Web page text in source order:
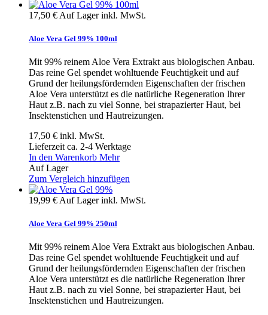
17,50 € Auf Lagerinkl. MwSt.
Aloe Vera Gel 99% 100ml
Mit 99% reinem Aloe Vera Extrakt aus biologischen Anbau.
Das reine Gel spendet wohltuende Feuchtigkeit und auf
Grund der heilungsfördernden Eigenschaften der frischen
Aloe Vera unterstützt es die natürliche Regeneration Ihrer
Haut z.B. nach zu viel Sonne, bei strapazierter Haut, bei
Insektenstichen und Hautreizungen.
17,50 € inkl. MwSt.
Lieferzeit ca. 2-4 Werktage
In den Warenkorb Mehr
Auf Lager
Zum Vergleich hinzufügen
19,99 € Auf Lagerinkl. MwSt.
Aloe Vera Gel 99% 250ml
Mit 99% reinem Aloe Vera Extrakt aus biologischen Anbau.
Das reine Gel spendet wohltuende Feuchtigkeit und auf
Grund der heilungsfördernden Eigenschaften der frischen
Aloe Vera unterstützt es die natürliche Regeneration Ihrer
Haut z.B. nach zu viel Sonne, bei strapazierter Haut, bei
Insektenstichen und Hautreizungen.